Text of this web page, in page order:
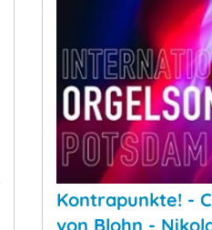
Kontrapunkte! -
von Blohn -